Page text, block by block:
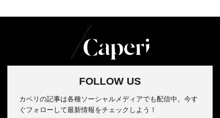
FOLLOW US
カペリの記事は各種ソーシャルメディアでも配信中。今す
ぐフォローして最新情報をチェックしよう！